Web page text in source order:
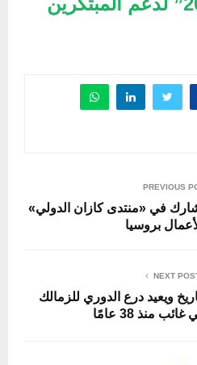
PREVIOUS
في «منتدى كازان الدولي»
بروسيا
NEXT
ويعيد درع الدوري للزمالك
منذ 38 عامًا